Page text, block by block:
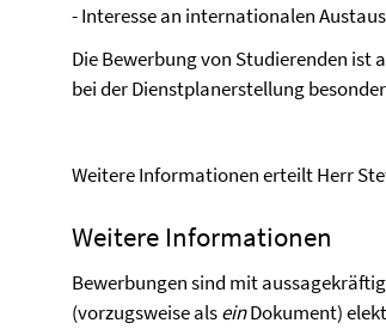
- Interesse an internationalen
Die Bewerbung von Studierenden
bei der Dienstplanerstellung
Weitere Informationen erteilt Herr
Weitere Informationen
Bewerbungen sind mit
(vorzugsweise alseinDokument)